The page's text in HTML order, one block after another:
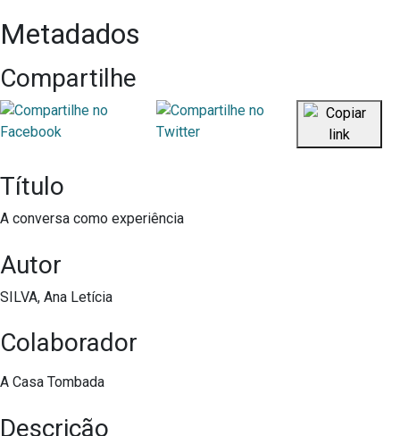
Metadados
Compartilhe
Título
A conversa como experiência
Autor
SILVA, Ana Letícia
Colaborador
A Casa Tombada
Descrição